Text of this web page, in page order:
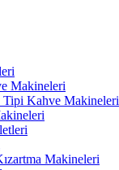
Makineleri
Tipi Kahve Makineleri
Makineleri